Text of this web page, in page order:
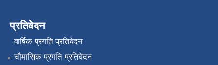
प्रतिवेदन
वार्षिक प्रगति प्रतिवेदन
चौमासिक प्रगति प्रतिवेदन